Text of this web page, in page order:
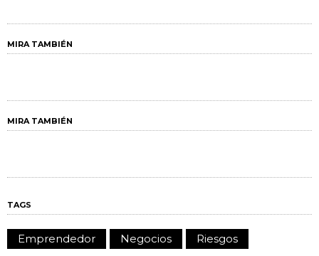
MIRA TAMBIÉN
MIRA TAMBIÉN
TAGS
Emprendedor Negocios Riesgos